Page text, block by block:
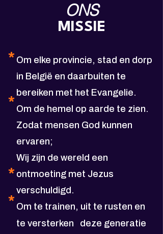
ONS
MISSIE
*
*
*
*
Om elke provincie, stad en dorp
in België en daarbuiten te
bereiken met het Evangelie.
Om de hemel op aarde te zien.
Zodat mensen God kunnen
ervaren;
Wij zijn de wereld een
ontmoeting met Jezus
verschuldigd.
Om te trainen, uit te rusten en
te versterken
deze generatie